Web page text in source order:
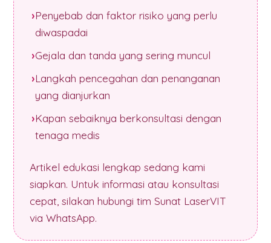
Penyebab dan faktor risiko yang perlu
diwaspadai
Gejala dan tanda yang sering muncul
Langkah pencegahan dan penanganan
yang dianjurkan
Kapan sebaiknya berkonsultasi dengan
tenaga medis
Artikel edukasi lengkap sedang kami
siapkan. Untuk informasi atau konsultasi
cepat, silakan hubungi tim Sunat LaserVIT
via WhatsApp.